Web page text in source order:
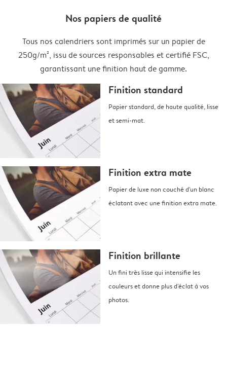
Nos papiers de qualité
Tous nos calendriers sont imprimés sur un papier de
250g/m², issu de sources responsables et certifié FSC,
garantissant une finition haut de gamme.
Finition standard
Papier standard, de haute qualité, lisse
et semi-mat.
Finition extra mate
Papier de luxe non couché d'un blanc
éclatant avec une finition extra mate.
Finition brillante
Un fini très lisse qui intensifie les
couleurs et donne plus d'éclat à vos
photos.